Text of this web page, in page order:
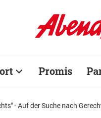
Promis
- Auf der Suche nach